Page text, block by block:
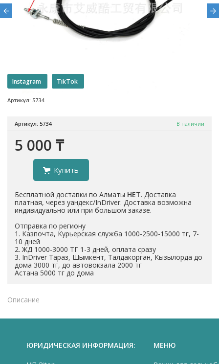
Артикул: 5734
Instagram TikTok
Артикул: 5734 В наличии
5 000 ₸
Купить
Бесплатной доставки по Алматы НЕТ. Доставка
платная, через уандекс/InDriver. Доставка возможна
индивидуально или при большом заказе.
Отправка по региону
1. Казпочта, Курьерская служба 1000-2500-15000 тг, 7-
10 дней
2. ЖД 1000-3000 ТГ 1-3 дней, оплата сразу
3. InDriver Тараз, Шымкент, Талдакорган, Кызылорда до
дома 3000 тг, до автовокзала 2000 тг
Астана 5000 тг до дома
Описание
ЮРИДИЧЕСКАЯ ИНФОРМАЦИЯ: МЕНЮ